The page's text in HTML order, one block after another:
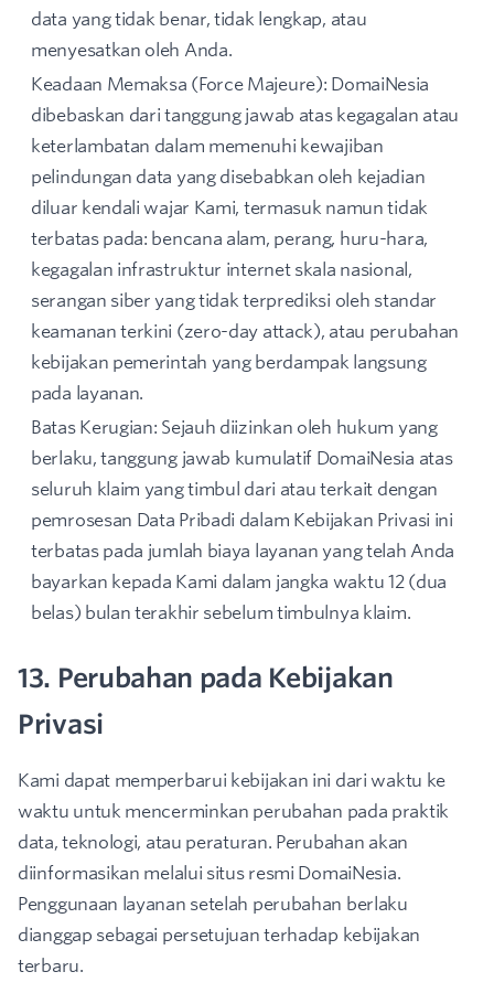
data yang tidak benar, tidak lengkap, atau
menyesatkan oleh Anda.
Keadaan Memaksa (Force Majeure): DomaiNesia
dibebaskan dari tanggung jawab atas kegagalan atau
keterlambatan dalam memenuhi kewajiban
pelindungan data yang disebabkan oleh kejadian
diluar kendali wajar Kami, termasuk namun tidak
terbatas pada: bencana alam, perang, huru-hara,
kegagalan infrastruktur internet skala nasional,
serangan siber yang tidak terprediksi oleh standar
keamanan terkini (zero-day attack), atau perubahan
kebijakan pemerintah yang berdampak langsung
pada layanan.
Batas Kerugian: Sejauh diizinkan oleh hukum yang
berlaku, tanggung jawab kumulatif DomaiNesia atas
seluruh klaim yang timbul dari atau terkait dengan
pemrosesan Data Pribadi dalam Kebijakan Privasi ini
terbatas pada jumlah biaya layanan yang telah Anda
bayarkan kepada Kami dalam jangka waktu 12 (dua
belas) bulan terakhir sebelum timbulnya klaim.
13. Perubahan pada Kebijakan
Privasi
Kami dapat memperbarui kebijakan ini dari waktu ke
waktu untuk mencerminkan perubahan pada praktik
data, teknologi, atau peraturan. Perubahan akan
diinformasikan melalui situs resmi DomaiNesia.
Penggunaan layanan setelah perubahan berlaku
dianggap sebagai persetujuan terhadap kebijakan
terbaru.